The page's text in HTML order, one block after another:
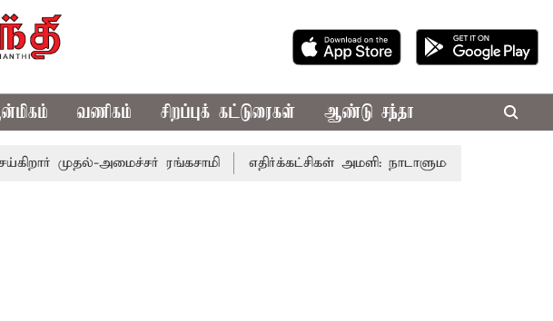
வணிகம் சிறப்புக் கட்டுரைகள் ஆண்டு சந்தா
முதல்-அமைச்சர் ரங்கசாமி எதிர்க்கட்சிகள் அமளி: நாடாளுமன்ற இரு